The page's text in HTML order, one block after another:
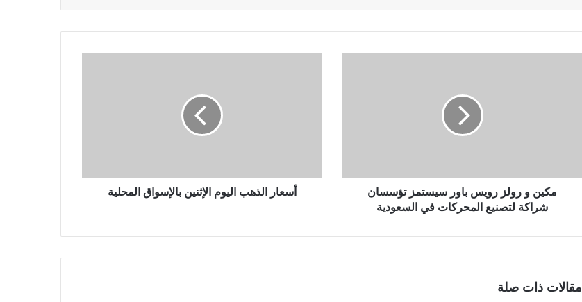
مكين و رولز رويس باور سيستمز تؤسسان
شراكة لتصنيع المحركات في السعودية
أسعار الذهب اليوم الإثنين بالإسواق المحلية
مقالات ذات صلة